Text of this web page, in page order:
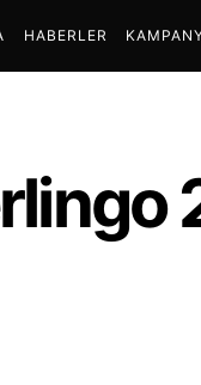
HABERLER